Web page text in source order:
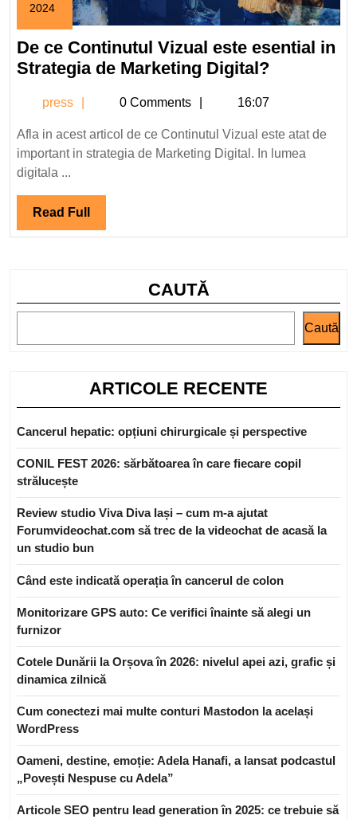
2024
octombrie
2024
De ce Continutul Vizual este esential in
Strategia de Marketing Digital?De
Vizual
este
de
press press0 Comments 16:07
Afla in acest articol de ce Continutul Vizual este atat de
important in strategia de Marketing Digital. In lumea
digitala ...
Read Full Read
Full
CAUTĂ
Caută
ARTICOLE RECENTE
Cancerul hepatic: opțiuni chirurgicale și perspective
CONIL FEST 2026: sărbătoarea în care fiecare copil
strălucește
Review studio Viva Diva Iași – cum m-a ajutat
Forumvideochat.com să trec de la videochat de acasă la
un studio bun
Când este indicată operația în cancerul de colon
Monitorizare GPS auto: Ce verifici înainte să alegi un
furnizor
Cotele Dunării la Orșova în 2026: nivelul apei azi, grafic și
dinamica zilnică
Cum conectezi mai multe conturi Mastodon la același
WordPress
Oameni, destine, emoție: Adela Hanafi, a lansat podcastul
„Povești Nespuse cu Adela”
Articole SEO pentru lead generation în 2025: ce trebuie să